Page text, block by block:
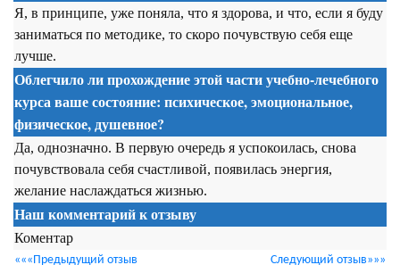
Я, в принципе, уже поняла, что я здорова, и что, если я буду
заниматься по методике, то скоро почувствую себя еще
лучше.
Облегчило ли прохождение этой части учебно-лечебного
курса ваше состояние: психическое, эмоциональное,
физическое, душевное?
Да, однозначно. В первую очередь я успокоилась, снова
почувствовала себя счастливой, появилась энергия,
желание наслаждаться жизнью.
Наш комментарий к отзыву
Коментар
«««Предыдущий отзыв Следующий отзыв»»»